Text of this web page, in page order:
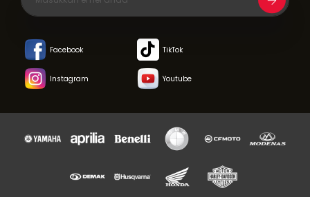
Facebook TikTok
Instagram Youtube